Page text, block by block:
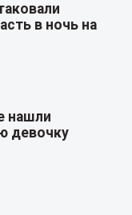
в ночь на
нашли
девочку